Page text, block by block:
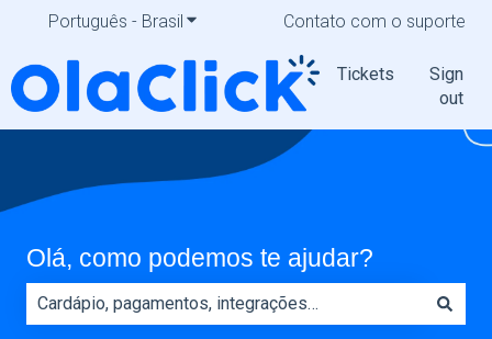
Português - Brasil Mostrar submenu para traduções
Contato com o suporte
Tickets
Sign
out
Olá, como podemos te ajudar?